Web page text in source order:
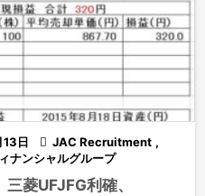
日  JAC Recruitment ,
ナンシャルグループ
菱UFJFG利確、